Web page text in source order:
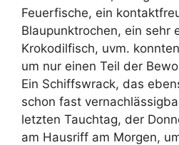
Feuerfische, ein
Blaupunktrochen, ein sehr
Krokodilfisch, uvm.
um nur einen Teil der
Ein Schiffswrack, das
schon fast
letzten Tauchtag, der
am Hausriff am Morgen,